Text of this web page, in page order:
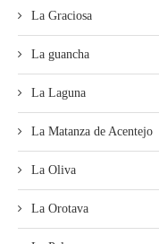
La Graciosa
La guancha
La Laguna
La Matanza de Acentejo
La Oliva
La Orotava